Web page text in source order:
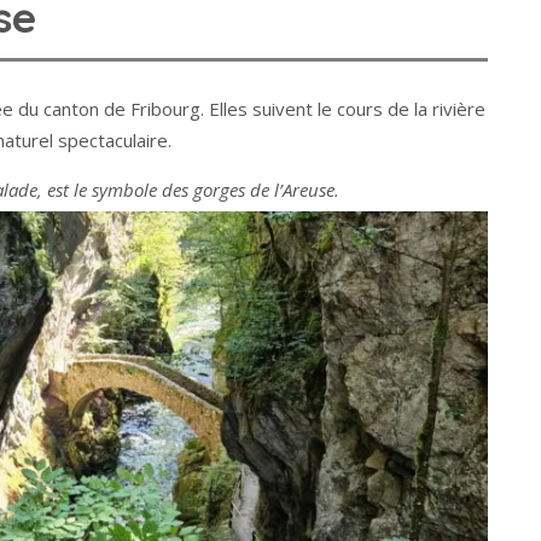
du canton de Fribourg. Elles suivent le cours de la rivière
spectaculaire.
est le symbole des gorges de l’Areuse.